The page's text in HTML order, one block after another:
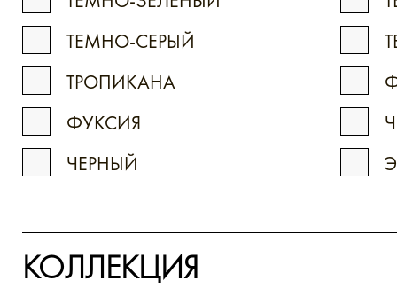
ТЕМНО-СЕРЫЙ
ТРОПИКАНА
ФУКСИЯ
ЧЕРНЫЙ
КОЛЛЕКЦИЯ